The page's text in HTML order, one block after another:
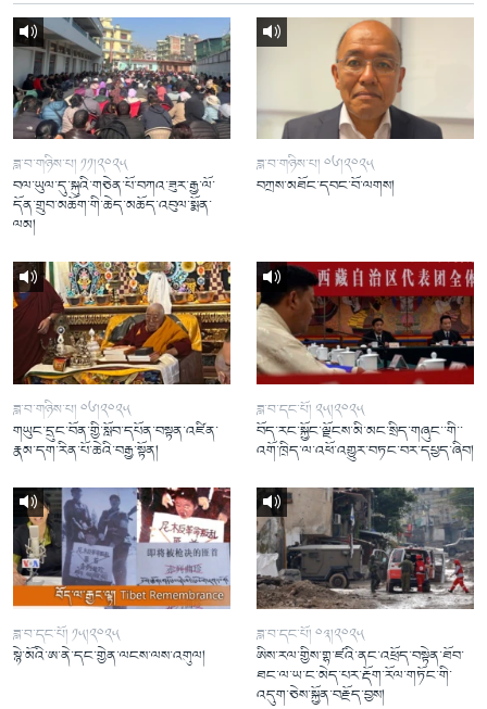
ཟླ་བ་གཉིས་པ། ༡༡།༢༠༢༥
བལ་ཡུལ་དུ་སྐུའི་གཅེན་པོ་བཀའ་ཟུར་རྒྱ་ལོ་
དོན་གྲུབ་མཆོག་གི་ཆེད་མཆོད་འབུལ་སྨོན་
ལམ།
ཟླ་བ་གཉིས་པ། ༠༦།༢༠༢༥
བཀྲས་མཐོང་དབང་བོ་ལགས།
ཟླ་བ་གཉིས་པ། ༠༦།༢༠༢༥
གཡུང་དྲུང་བོན་གྱི་སློབ་དཔོན་བསྟན་འཛིན་
རྣམ་དག་རིན་པོ་ཆེའི་བརྒྱ་སྟོན།
ཟླ་བ་དང་པོ། ༢༥།༢༠༢༥
བོད་རང་སྐྱོང་ལྗོངས་མི་མང་སྲིད་གཞུང་་གི་་
འགོ་ཁྲིད་ལ་འཕོ་འགྱུར་བཏང་བར་དཔྱད་ཞིབ།
ཟླ་བ་དང་པོ། ༡༥།༢༠༢༥
སྙེ་མོའི་ཨ་ནེ་དང་གྱེན་ལངས་ལས་འགུལ།
ཟླ་བ་དང་པོ། ༠༣།༢༠༢༥
ཨིས་རལ་གྱིས་གྷ་ཛའི་ནང་འཕྲོད་བསྟེན་ཐོབ་
ཐང་ལ་ཡ་ང་མེད་པར་རྡོག་རོལ་གཏོང་གི་
འདུག་ཅེས་སྐྱོན་བརྗོད་བྱས།